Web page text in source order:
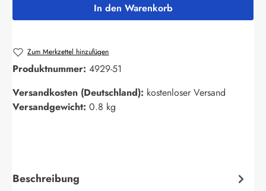
In den Warenkorb
Zum Merkzettel hinzufügen
Produktnummer: 4929-51
Versandkosten (Deutschland): kostenloser Versand
Versandgewicht: 0.8 kg
Beschreibung